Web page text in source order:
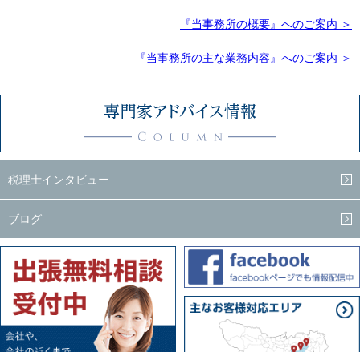
『当事務所の概要』へのご案内 ＞
『当事務所の主な業務内容』へのご案内 ＞
税理士インタビュー
ブログ